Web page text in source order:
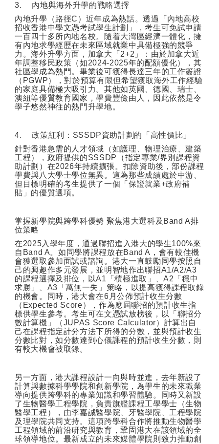
3.
內地與海外升學的戰略選擇
內地升學（路徑C ）近年成為熱話。透過「內地高校
招收香港中學文憑考試學生計劃」，考生可免試申請
一百四十多所內地名校。隨着大灣區經濟一體化，擁
有內地求學經歷在未來區域就業中具備極強的競爭
力。海外升學方面，加拿大「 2+2 」：由於加拿大近
年調整移民政策（如2024-2025年的配額優化），其
社區學成為熱門。畢業後可獲得長達三年的工作簽證
（ PGWP），對於預算有限但希望獲取海外工作經驗
的家庭具備極大吸引力。其他如英國、德國、瑞士、
澳紐等優質教育國家，學費豐儉由人，因此依然是令
學子悠然神往的熱門升學地。
4. 政策紅利： SSSDP資助計劃的「高性價比」
針對香港急需的人才領域（如護理、物理治療、建築
工程），政府提供的SSSDP （指定專業/界別課程資
助計劃）在2026年持續擴張。扣除資助後，部份課程
學費與八大學士學位無異。這為那些成績處於中游、
但目標明確的考生提供了一個「保證就業+政府補
貼」的優質選項。
掌握新學院與跨學科優勢 聚焦港大選科及 Band A排
位策略
在2025入學年度，通過聯招進入港大的學生100%來
自 Band A。如同學將課程放在Band A ，會有較佳機
會獲選取參加面試或諮詢。港大一直鼓勵同學按照自
己的興趣作多元發展，並明智地作出聯招A1/A2/A3
的課程選擇及排位，以A1 「積極進取」、A2 「穩中
求勝」、 A3 「萬無一失」策略，以提高獲得課程取錄
的機會。同時，港大會在6 月公佈預計收生分數
（ Expected Score），作為應屆聯招的預計收生指
標供學生參考。考生可在文憑試放榜後，以「聯招分
數計算機」（JUPAS Score Calculator）計算出自
己在課程指定計分方法下所得的分數，並與預計收生
分數比對，如分數達到心儀課程的預計收生分數，則
有較大機會被取錄。
另一方面，港大課程設計一向與時並進，去年新設了
計算與數據科學學院和創新學院，為學生的未來職業
導向提供跨學科的專業知識和學習體驗。同時又新設
了生物醫學工程學院，負責旗艦課程工學學士（生物
醫學工程），由李嘉誠醫學院、牙醫學院、工程學院
及理學院共同支持。這項跨學科合作將推動生物醫學
工程領域的前沿研究與教育，鞏固港大在該領域的全
球領導地位。最新成立的未來媒體學院則致力推動創